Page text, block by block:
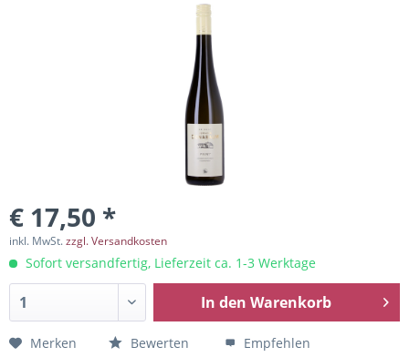
€ 17,50 *
inkl. MwSt.zzgl. Versandkosten
Sofort versandfertig, Lieferzeit ca. 1-3 Werktage
In den Warenkorb
Merken Bewerten Empfehlen